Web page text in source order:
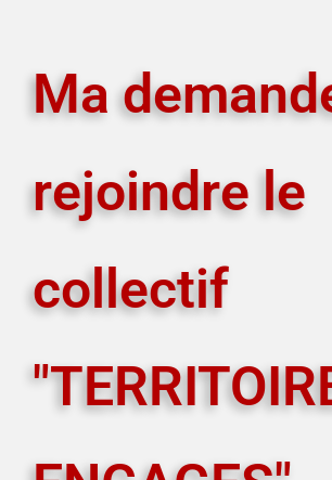
Ma
rejoindre le
collectif